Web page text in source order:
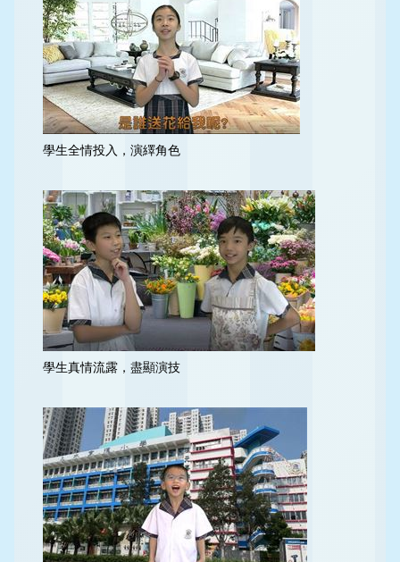
學生全情投入，演繹角色
學生真情流露，盡顯演技